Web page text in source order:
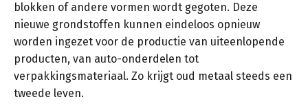
blokken of andere vormen wordt gegoten. Deze
nieuwe grondstoffen kunnen eindeloos opnieuw
worden ingezet voor de productie van uiteenlopende
producten, van auto-onderdelen tot
verpakkingsmateriaal. Zo krijgt oud metaal steeds een
tweede leven.